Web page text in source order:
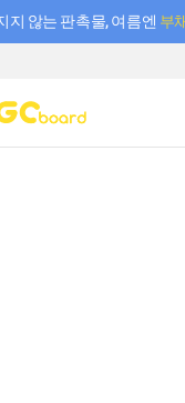
지 않는 판촉물, 여름엔 부
끊김 없이 작업하세요! 새